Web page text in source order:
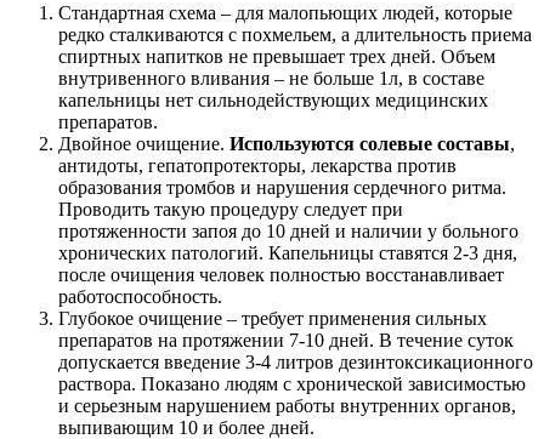
Стандартная схема – для малопьющих людей, которые
редко сталкиваются с похмельем, а длительность приема
спиртных напитков не превышает трех дней. Объем
внутривенного вливания – не больше 1л, в составе
капельницы нет сильнодействующих медицинских
препаратов.
Двойное очищение. Используются солевые составы,
антидоты, гепатопротекторы, лекарства против
образования тромбов и нарушения сердечного ритма.
Проводить такую процедуру следует при
протяженности запоя до 10 дней и наличии у больного
хронических патологий. Капельницы ставятся 2-3 дня,
после очищения человек полностью восстанавливает
работоспособность.
Глубокое очищение – требует применения сильных
препаратов на протяжении 7-10 дней. В течение суток
допускается введение 3-4 литров дезинтоксикационного
раствора. Показано людям с хронической зависимостью
и серьезным нарушением работы внутренних органов,
выпивающим 10 и более дней.